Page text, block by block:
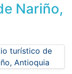
Nariño,